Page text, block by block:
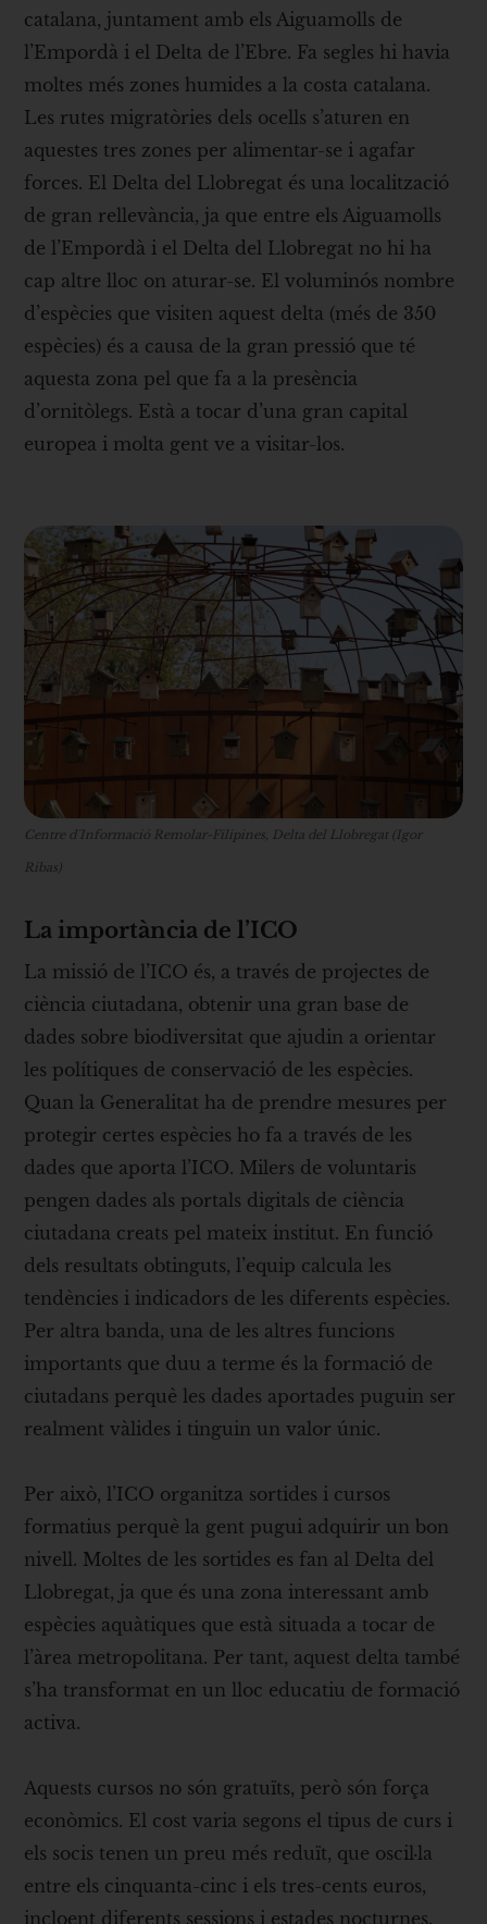
catalana, juntament amb els Aiguamolls de
l’Empordà i el Delta de l’Ebre. Fa segles hi havia
moltes més zones humides a la costa catalana.
Les rutes migratòries dels ocells s’aturen en
aquestes tres zones per alimentar-se i agafar
forces. El Delta del Llobregat és una localització
de gran rellevància, ja que entre els Aiguamolls
de l’Empordà i el Delta del Llobregat no hi ha
cap altre lloc on aturar-se. El voluminós nombre
d’espècies que visiten aquest delta (més de 350
espècies) és a causa de la gran pressió que té
aquesta zona pel que fa a la presència
d’ornitòlegs. Està a tocar d’una gran capital
europea i molta gent ve a visitar-los.
Centre d´Informació Remolar-Filipines, Delta del Llobregat (Igor
Ribas)
La importància de l’ICO
La missió de l’ICO és, a través de projectes de
ciència ciutadana, obtenir una gran base de
dades sobre biodiversitat que ajudin a orientar
les polítiques de conservació de les espècies.
Quan la Generalitat ha de prendre mesures per
protegir certes espècies ho fa a través de les
dades que aporta l’ICO. Milers de voluntaris
pengen dades als portals digitals de ciència
ciutadana creats pel mateix institut. En funció
dels resultats obtinguts, l’equip calcula les
tendències i indicadors de les diferents espècies.
Per altra banda, una de les altres funcions
importants que duu a terme és la formació de
ciutadans perquè les dades aportades puguin ser
realment vàlides i tinguin un valor únic.
Per això, l’ICO organitza sortides i cursos
formatius perquè la gent pugui adquirir un bon
nivell. Moltes de les sortides es fan al Delta del
Llobregat, ja que és una zona interessant amb
espècies aquàtiques que està situada a tocar de
l’àrea metropolitana. Per tant, aquest delta també
s’ha transformat en un lloc educatiu de formació
activa.
Aquests cursos no són gratuïts, però són força
econòmics. El cost varia segons el tipus de curs i
els socis tenen un preu més reduït, que oscil·la
entre els cinquanta-cinc i els tres-cents euros,
incloent diferents sessions i estades nocturnes.